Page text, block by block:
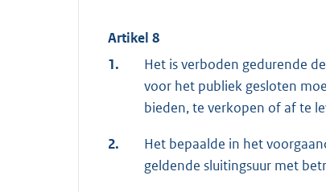
Artikel 8
1.
Het is verboden gedurende
voor het publiek gesloten
bieden, te verkopen of af te
2.
Het bepaalde in het
geldende sluitingsuur met